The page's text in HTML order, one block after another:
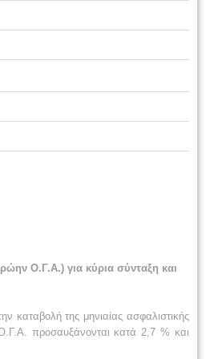
Ο.Γ.Α.) για κύρια σύνταξη και
καταβολή της μηνιαίας ασφαλιστικής
προσαυξάνονται κατά 2,7 % και